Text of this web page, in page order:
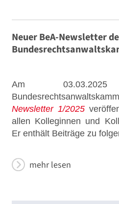
Neuer BeA-Newsletter
Am
Newsletter 1/2025
allen Kolleginnen und
Er enthält Beiträge zu
mehr lesen